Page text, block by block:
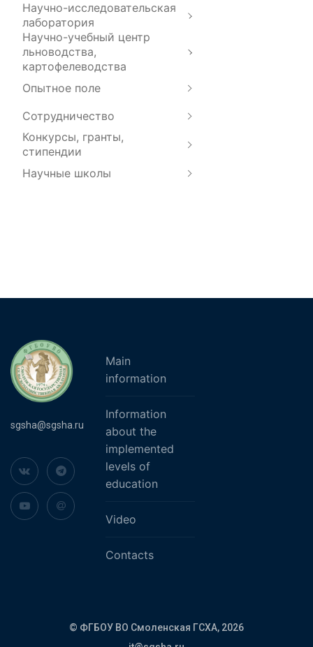
Научно-исследовательская
лаборатория
Научно-учебный центр
льноводства,
картофелеводства
Опытное поле
Сотрудничество
Конкурсы, гранты,
стипендии
Научные школы
sgsha@sgsha.ru
Main
information
Information
about the
implemented
levels of
education
Video
Contacts
© ФГБОУ ВО Смоленская ГСХА, 2026